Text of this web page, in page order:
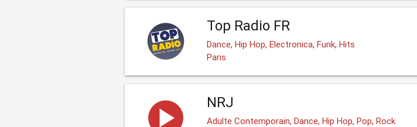
Top Radio FR
Dance, Hip Hop, Electronica, Funk, Hits
Paris
NRJ
Adulte Contemporain, Dance, Hip Hop, Pop, Rock